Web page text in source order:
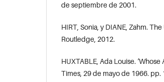
de septiembre de 2001.
HIRT, Sonia, y DIANE, Zahm.
Routledge, 2012.
HUXTABLE, Ada Louise.
Times, 29 de mayo de 1966. pp.